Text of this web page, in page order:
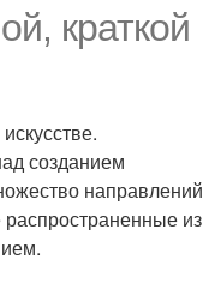
краткой
созданием
направлений
из